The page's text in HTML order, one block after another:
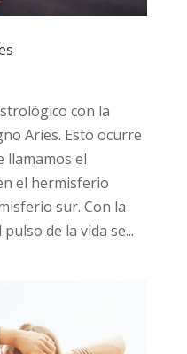
con la
Aries. Esto ocurre
llamamos el
el hermisferio
sur. Con la
de la vida se...